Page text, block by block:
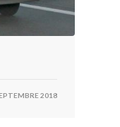
2018